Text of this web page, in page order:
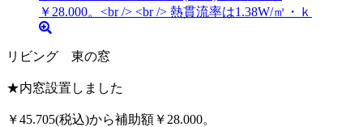
リビング 東の窓
★内窓設置しました
￥45.705(税込)から補助額￥28.000。